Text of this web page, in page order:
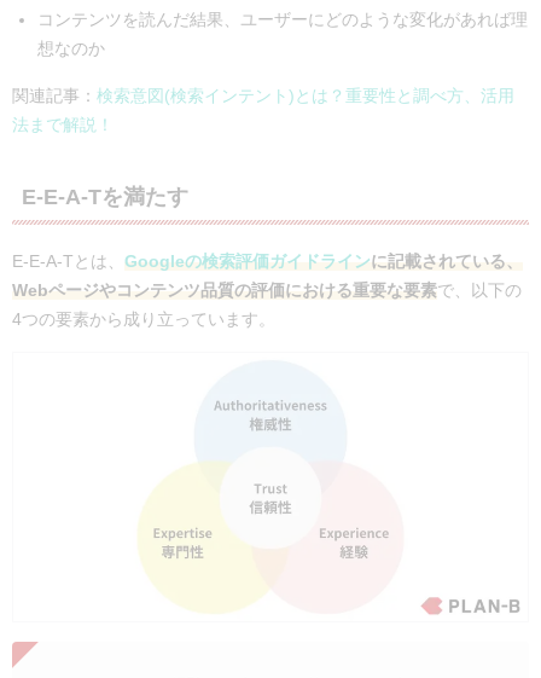
コンテンツを読んだ結果、ユーザーにどのような変化があれば理
想なのか
関連記事： 検索意図(検索インテント)とは？重要性と調べ方、活用
法まで解説！
E-E-A-Tを満たす
E-E-A-Tとは、 Googleの検索評価ガイドラインに記載されている、
Webページやコンテンツ品質の評価における重要な要素で、以下の
4つの要素から成り立っています。